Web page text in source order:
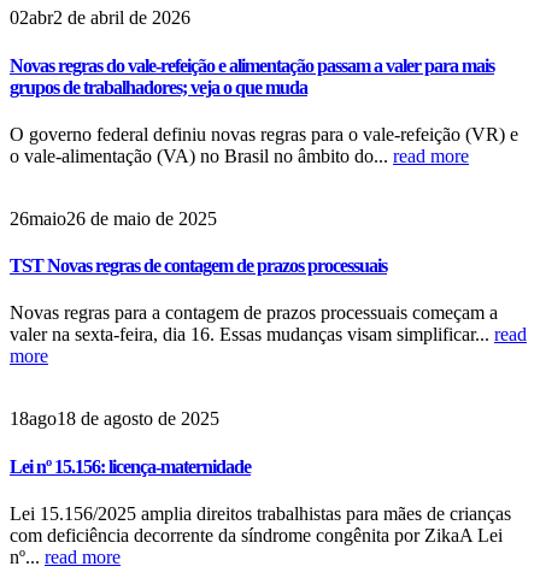
02abr2 de abril de 2026
Novas regras do vale‑refeição e alimentação passam a valer para mais
grupos de trabalhadores; veja o que muda
O governo federal definiu novas regras para o vale-refeição (VR) e
o vale-alimentação (VA) no Brasil no âmbito do... read more
26maio26 de maio de 2025
TST Novas regras de contagem de prazos processuais
Novas regras para a contagem de prazos processuais começam a
valer na sexta-feira, dia 16. Essas mudanças visam simplificar... read
more
18ago18 de agosto de 2025
Lei nº 15.156: licença-maternidade
Lei 15.156/2025 amplia direitos trabalhistas para mães de crianças
com deficiência decorrente da síndrome congênita por ZikaA Lei
nº... read more